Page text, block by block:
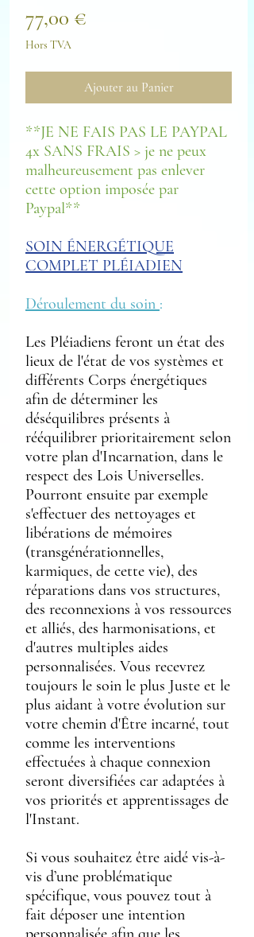
77,00 €
Hors TVA
Ajouter au Panier
**JE NE FAIS PAS LE PAYPAL
4x SANS FRAIS > je ne peux
malheureusement pas enlever
cette option imposée par
Paypal**
SOIN ÉNERGÉTIQUE
COMPLET PLÉIADIEN
Déroulement du soin :
Les Pléiadiens feront un état des
lieux de l'état de vos systèmes et
différents Corps énergétiques
afin de déterminer les
déséquilibres présents à
rééquilibrer prioritairement selon
votre plan d'Incarnation, dans le
respect des Lois Universelles.
Pourront ensuite par exemple
s'effectuer des nettoyages et
libérations de mémoires
(transgénérationnelles,
karmiques, de cette vie), des
réparations dans vos structures,
des reconnexions à vos ressources
et alliés, des harmonisations, et
d'autres multiples aides
personnalisées. Vous recevrez
toujours le soin le plus Juste et le
plus aidant à votre évolution sur
votre chemin d'Être incarné, tout
comme les interventions
effectuées à chaque connexion
seront diversifiées car adaptées à
vos priorités et apprentissages de
l'Instant.
Si vous souhaitez être aidé vis-à-
vis d’une problématique
spécifique, vous pouvez tout à
fait déposer une intention